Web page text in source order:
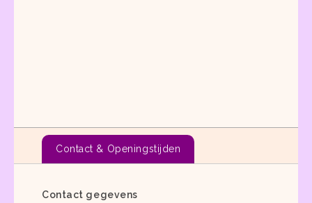
Contact & Openingstijden
Contact gegevens